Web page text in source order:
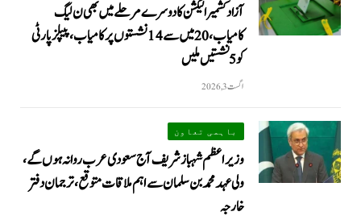
آزاد کشمیر الیکشن کا دوسرے مرحلے میں بھی ن لیگ
کامیاب، 20 میں سے 14 نشستوں پر کامیاب، پیپلزپارٹی
کو 5 نشستیں ملیں
اگست 3, 2026
باہمی تعاون
وزیراعظم شہباز شریف آج سعودی عرب روانہ ہوں گے،
ولی عہد محمد بن سلمان سے اہم ملاقات متوقع، ترجمان دفتر
خارجہ